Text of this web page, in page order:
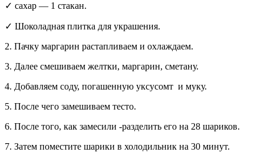
✓ сахар — 1 стакан.
✓ Шоколадная плитка для украшения.
2. Пачку маргарин растапливаем и охлаждаем.
3. Далее смешиваем желтки, маргарин, сметану.
4. Добавляем соду, погашенную уксусомт и муку.
5. После чего замешиваем тесто.
6. После того, как замесили -разделить его на 28 шариков.
7. Затем поместите шарики в холодильник на 30 минут.